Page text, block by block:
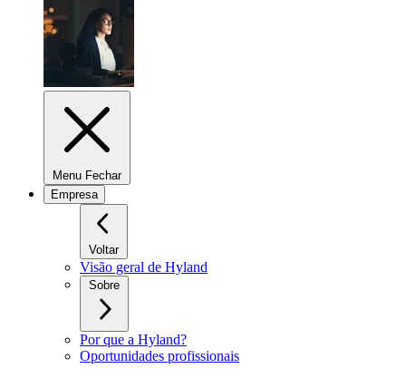
Menu Fechar
Empresa
Voltar
Visão geral de Hyland
Sobre
Por que a Hyland?
Oportunidades profissionais